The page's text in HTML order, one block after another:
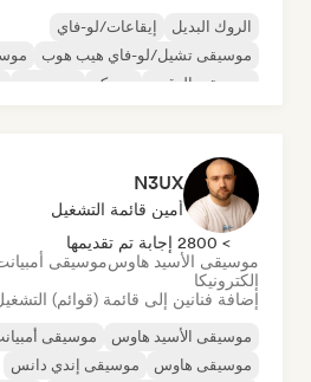
الروك البديل
إيقاعات/لو-فاي
موسيقى تشيل/لو-فاي هيب هوب
موسيقى الرقص
ديسكو
N3UX
أمين قائمة التشغيل
> 2800 إجابة تم تقديمها
موسيقى الأسيد هاوسموسيقى
إلكترونيكا
إضافة فنانين إلى قائمة (قوائم)
موسيقى الأسيد هاوس موسيقى
موسيقى هاوس
موسيقى إندي دانس